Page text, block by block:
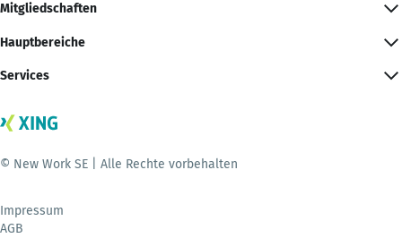
Mitgliedschaften
Hauptbereiche
Services
© New Work SE | Alle Rechte vorbehalten
Impressum
AGB